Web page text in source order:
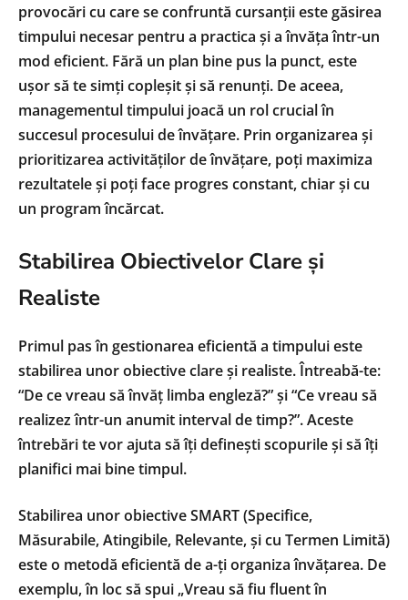
provocări cu care se confruntă cursanții este găsirea
timpului necesar pentru a practica și a învăța într-un
mod eficient. Fără un plan bine pus la punct, este
ușor să te simți copleșit și să renunți. De aceea,
managementul timpului joacă un rol crucial în
succesul procesului de învățare. Prin organizarea și
prioritizarea activităților de învățare, poți maximiza
rezultatele și poți face progres constant, chiar și cu
un program încărcat.
Stabilirea Obiectivelor Clare și
Realiste
Primul pas în gestionarea eficientă a timpului este
stabilirea unor obiective clare și realiste. Întreabă-te:
“De ce vreau să învăț limba engleză?” și “Ce vreau să
realizez într-un anumit interval de timp?”. Aceste
întrebări te vor ajuta să îți definești scopurile și să îți
planifici mai bine timpul.
Stabilirea unor obiective SMART (Specifice,
Măsurabile, Atingibile, Relevante, și cu Termen Limită)
este o metodă eficientă de a-ți organiza învățarea. De
exemplu, în loc să spui „Vreau să fiu fluent în